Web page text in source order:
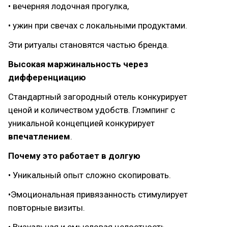
• вечерняя лодочная прогулка,
• ужин при свечах с локальными продуктами.
Эти ритуалы становятся частью бренда.
Высокая маржинальность через
дифференциацию
Стандартный загородный отель конкурирует
ценой и количеством удобств. Глэмпинг с
уникальной концепцией конкурирует
впечатлением.
Почему это работает в долгую
• Уникальный опыт сложно скопировать.
•Эмоциональная привязанность стимулирует
повторные визиты.